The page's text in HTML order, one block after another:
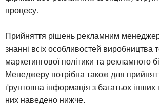
процесу.
Прийняття рішень рекламним
знанні всіх особливостей виробництва
маркетингової політики та рекламного
Менеджеру потрібна також для
ґрунтовна інформація з багатьох інших
них наведено нижче.